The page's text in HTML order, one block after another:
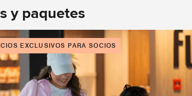
y paquetes
EXCLUSIVOS PARA SOCIOS